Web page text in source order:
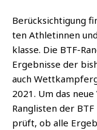
Berück­sich­ti­gung
ten Ath­le­tin­nen
klas­se. Die BTF-
Ergeb­nis­se der
auch
2021. Um das
Rang­lis­ten der
prüft, ob alle